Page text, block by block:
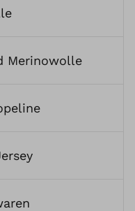
Merinowolle